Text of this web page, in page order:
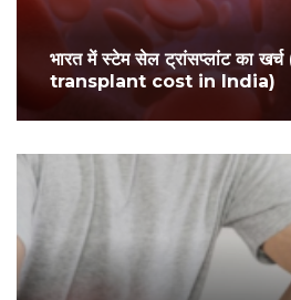
भारत में स्टेम सेल ट्रांसप्लांट का
transplant cost in India)